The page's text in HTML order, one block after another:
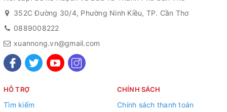
352C Đường 30/4, Phường Ninh Kiều, TP. Cần Thơ
0889008222
xuannong.vn@gmail.com
HỖ TRỢ
Tìm kiếm
CHÍNH SÁCH
Chính sách thanh toán